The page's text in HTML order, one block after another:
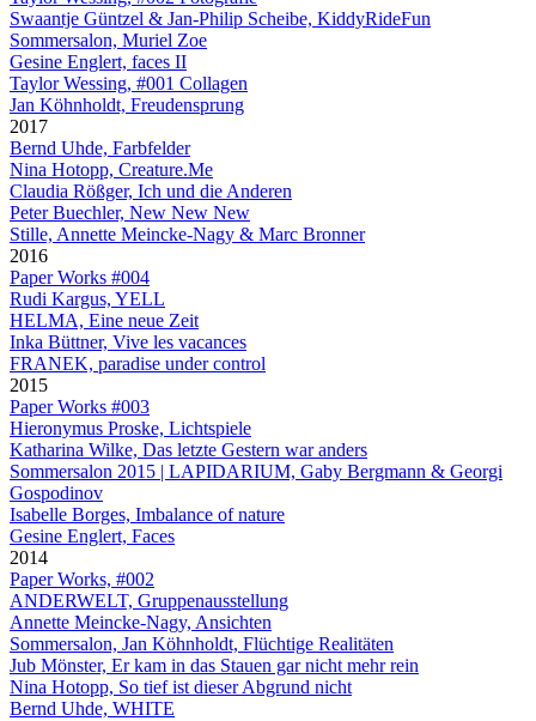
Swaantje Güntzel & Jan-Philip Scheibe, KiddyRideFun
Sommersalon, Muriel Zoe
Gesine Englert, faces II
Taylor Wessing, #001 Collagen
Jan Köhnholdt, Freudensprung
2017
Bernd Uhde, Farbfelder
Nina Hotopp, Creature.Me
Claudia Rößger, Ich und die Anderen
Peter Buechler, New New New
Stille, Annette Meincke-Nagy & Marc Bronner
2016
Paper Works #004
Rudi Kargus, YELL
HELMA, Eine neue Zeit
Inka Büttner, Vive les vacances
FRANEK, paradise under control
2015
Paper Works #003
Hieronymus Proske, Lichtspiele
Katharina Wilke, Das letzte Gestern war anders
Sommersalon 2015 | LAPIDARIUM, Gaby Bergmann & Georgi
Gospodinov
Isabelle Borges, Imbalance of nature
Gesine Englert, Faces
2014
Paper Works, #002
ANDERWELT, Gruppenausstellung
Annette Meincke-Nagy, Ansichten
Sommersalon, Jan Köhnholdt, Flüchtige Realitäten
Jub Mönster, Er kam in das Stauen gar nicht mehr rein
Nina Hotopp, So tief ist dieser Abgrund nicht
Bernd Uhde, WHITE